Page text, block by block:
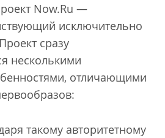
Now.Ru —
исключительно
сразу
несколькими
отличающими
такому авторитетному